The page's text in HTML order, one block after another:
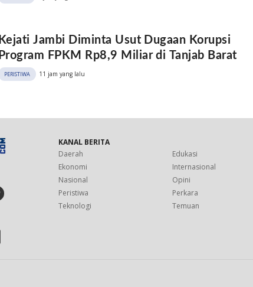
Kejati Jambi Diminta Usut Dugaan Korupsi
Program FPKM Rp8,9 Miliar di Tanjab Barat
PERISTIWA 11 jam yang lalu
KANAL BERITA
Daerah
Edukasi
Ekonomi
Internasional
Nasional
Opini
Peristiwa
Perkara
Teknologi
Temuan